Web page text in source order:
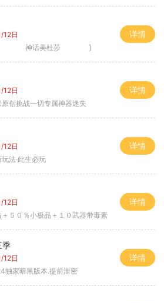
12日
话美杜莎 ]
详情
12日
原创挑战一切专属神器迷失
详情
12日
法·此生必玩
详情
12日
＋５０％小极品＋１０武器带毒素
详情
季
12日
独家暗黑版本.提前泄密
详情